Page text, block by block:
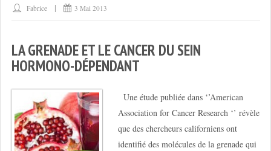
Fabrice 3 Mai 2013
LA GRENADE ET LE CANCER DU SEIN
HORMONO-DÉPENDANT
Une étude publiée dans ‘’American
Association for Cancer Research ‘’ révèle
que des chercheurs californiens ont
identifié des molécules de la grenade qui